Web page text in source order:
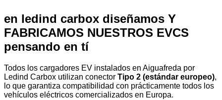
en ledind carbox diseñamos Y
FABRICAMOS NUESTROS EVCS
pensando en tí
Todos los cargadores EV instalados en Aiguafreda por
Ledind Carbox utilizan conector Tipo 2 (estándar europeo),
lo que garantiza compatibilidad con prácticamente todos los
vehículos eléctricos comercializados en Europa.